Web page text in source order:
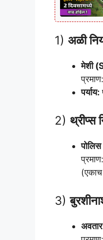
1) अळी
मेशी
प्रमाण:
पर्याय:
2) थ्रीप्स
प्रमाण:
3)